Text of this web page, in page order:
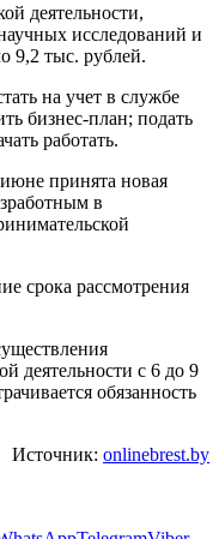
деятельности,
исследований и
9,2 тыс. рублей.
на учет в службе
бизнес-план; подать
работать.
принята новая
в
срока рассмотрения
деятельности с 6 до 9
обязанность
Источник: onlinebrest.by